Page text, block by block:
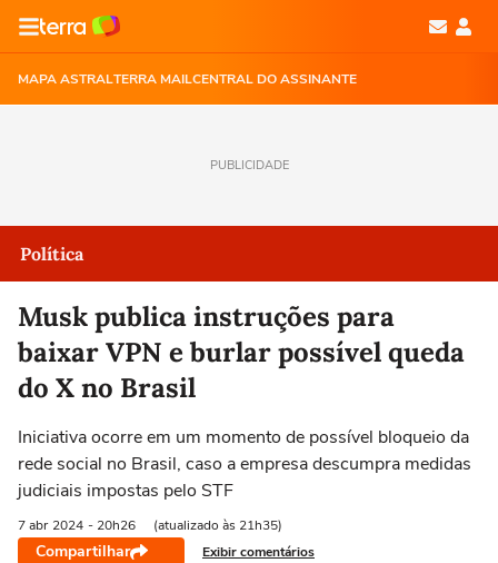
MAPA ASTRALTERRA MAILCENTRAL DO ASSINANTE
PUBLICIDADE
Política
Musk publica instruções para
baixar VPN e burlar possível queda
do X no Brasil
Iniciativa ocorre em um momento de possível bloqueio da
rede social no Brasil, caso a empresa descumpra medidas
judiciais impostas pelo STF
7 abr 2024 - 20h26 (atualizado às 21h35)
Compartilhar Exibir comentários